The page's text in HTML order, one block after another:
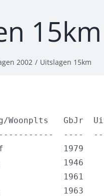
15km
2002 Uitslagen 15km
GbJr
----
1979
1946
1961
1963